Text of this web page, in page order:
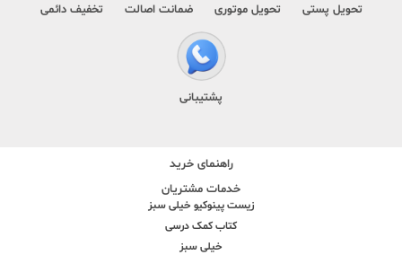
تحویل پستی تحویل موتوری ضمانت اصالت تخفیف دائمی
پشتیبانی
راهنمای خرید
خدمات مشتریان
زیست پینوکیو خیلی سبز
کتاب کمک درسی
خیلی سبز